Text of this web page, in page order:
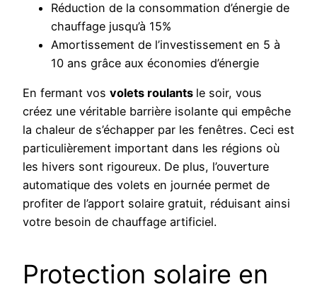
Réduction de la consommation d’énergie de
chauffage jusqu’à 15%
Amortissement de l’investissement en 5 à
10 ans grâce aux économies d’énergie
En fermant vos volets roulants le soir, vous
créez une véritable barrière isolante qui empêche
la chaleur de s’échapper par les fenêtres. Ceci est
particulièrement important dans les régions où
les hivers sont rigoureux. De plus, l’ouverture
automatique des volets en journée permet de
profiter de l’apport solaire gratuit, réduisant ainsi
votre besoin de chauffage artificiel.
Protection solaire en